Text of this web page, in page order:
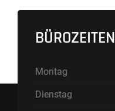
BÜROZEITEN
Montag
Dienstag